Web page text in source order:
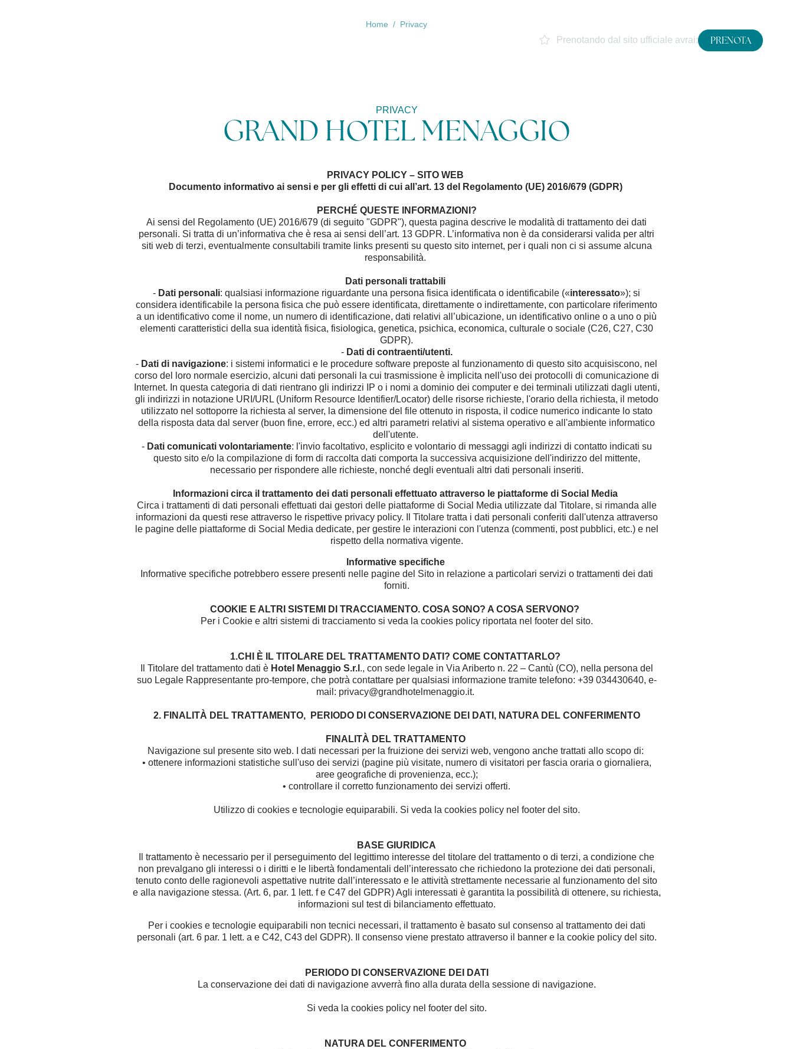
Arrivo e partenza
dettagli prenotazione
2 adulti
Modifica / Cancella prenotazione
Prenotando dal sito ufficiale avrai: PRENOTA
Home Privacy
GRAND HOTEL MENAGGIO
PRIVACY
PRIVACY POLICY – SITO WEB
Documento informativo ai sensi e per gli effetti di cui all’art. 13 del Regolamento (UE) 2016/679 (GDPR)
PERCHÉ QUESTE INFORMAZIONI?
Ai sensi del Regolamento (UE) 2016/679 (di seguito "GDPR"), questa pagina descrive le modalità di trattamento dei dati
personali. Si tratta di un’informativa che è resa ai sensi dell’art. 13 GDPR. L’informativa non è da considerarsi valida per altri
siti web di terzi, eventualmente consultabili tramite links presenti su questo sito internet, per i quali non ci si assume alcuna
responsabilità.
Dati personali trattabili
- Dati personali: qualsiasi informazione riguardante una persona fisica identificata o identificabile («interessato»); si
considera identificabile la persona fisica che può essere identificata, direttamente o indirettamente, con particolare riferimento
a un identificativo come il nome, un numero di identificazione, dati relativi all’ubicazione, un identificativo online o a uno o più
elementi caratteristici della sua identità fisica, fisiologica, genetica, psichica, economica, culturale o sociale (C26, C27, C30
GDPR).
-Dati di contraenti/utenti.
- Dati di navigazione: i sistemi informatici e le procedure software preposte al funzionamento di questo sito acquisiscono, nel
corso del loro normale esercizio, alcuni dati personali la cui trasmissione è implicita nell'uso dei protocolli di comunicazione di
Internet. In questa categoria di dati rientrano gli indirizzi IP o i nomi a dominio dei computer e dei terminali utilizzati dagli utenti,
gli indirizzi in notazione URI/URL (Uniform Resource Identifier/Locator) delle risorse richieste, l'orario della richiesta, il metodo
utilizzato nel sottoporre la richiesta al server, la dimensione del file ottenuto in risposta, il codice numerico indicante lo stato
della risposta data dal server (buon fine, errore, ecc.) ed altri parametri relativi al sistema operativo e all'ambiente informatico
dell'utente.
- Dati comunicati volontariamente: l'invio facoltativo, esplicito e volontario di messaggi agli indirizzi di contatto indicati su
questo sito e/o la compilazione di form di raccolta dati comporta la successiva acquisizione dell'indirizzo del mittente,
necessario per rispondere alle richieste, nonché degli eventuali altri dati personali inseriti.
Informazioni circa il trattamento dei dati personali effettuato attraverso le piattaforme di Social Media
Circa i trattamenti di dati personali effettuati dai gestori delle piattaforme di Social Media utilizzate dal Titolare, si rimanda alle
informazioni da questi rese attraverso le rispettive privacy policy. Il Titolare tratta i dati personali conferiti dall'utenza attraverso
le pagine delle piattaforme di Social Media dedicate, per gestire le interazioni con l'utenza (commenti, post pubblici, etc.) e nel
rispetto della normativa vigente.
Informative specifiche
Informative specifiche potrebbero essere presenti nelle pagine del Sito in relazione a particolari servizi o trattamenti dei dati
forniti.
COOKIE E ALTRI SISTEMI DI TRACCIAMENTO. COSA SONO? A COSA SERVONO?
Per i Cookie e altri sistemi di tracciamento si veda la cookies policy riportata nel footer del sito.
1.CHI È IL TITOLARE DEL TRATTAMENTO DATI? COME CONTATTARLO?
Il Titolare del trattamento dati è Hotel Menaggio S.r.l ., con sede legale in Via Ariberto n. 22 – Cantù (CO), nella persona del
suo Legale Rappresentante pro-tempore, che potrà contattare per qualsiasi informazione tramite telefono: +39 034430640, e-
mail: privacy@grandhotelmenaggio.it.
2. FINALITÀ DEL TRATTAMENTO, PERIODO DI CONSERVAZIONE DEI DATI, NATURA DEL CONFERIMENTO
FINALITÀ DEL TRATTAMENTO
Navigazione sul presente sito web. I dati necessari per la fruizione dei servizi web, vengono anche trattati allo scopo di:
• ottenere informazioni statistiche sull'uso dei servizi (pagine più visitate, numero di visitatori per fascia oraria o giornaliera,
aree geografiche di provenienza, ecc.);
• controllare il corretto funzionamento dei servizi offerti.
Utilizzo di cookies e tecnologie equiparabili. Si veda la cookies policy nel footer del sito.
BASE GIURIDICA
Il trattamento è necessario per il perseguimento del legittimo interesse del titolare del trattamento o di terzi, a condizione che
non prevalgano gli interessi o i diritti e le libertà fondamentali dell’interessato che richiedono la protezione dei dati personali,
tenuto conto delle ragionevoli aspettative nutrite dall’interessato e le attività strettamente necessarie al funzionamento del sito
e alla navigazione stessa. (Art. 6, par. 1 lett. f e C47 del GDPR) Agli interessati è garantita la possibilità di ottenere, su richiesta,
informazioni sul test di bilanciamento effettuato.
Per i cookies e tecnologie equiparabili non tecnici necessari, il trattamento è basato sul consenso al trattamento dei dati
personali (art. 6 par. 1 lett. a e C42, C43 del GDPR). Il consenso viene prestato attraverso il banner e la cookie policy del sito.
PERIODO DI CONSERVAZIONE DEI DATI
La conservazione dei dati di navigazione avverrà fino alla durata della sessione di navigazione.
Si veda la cookies policy nel footer del sito.
NATURA DEL CONFERIMENTO